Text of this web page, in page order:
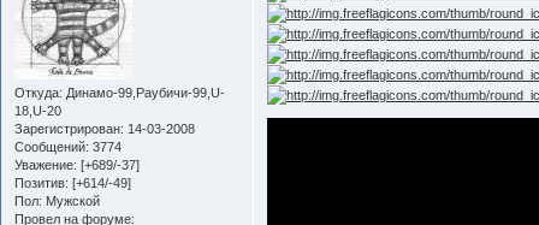
Откуда: Динамо-99,Раубичи-99,U-
18,U-20
Зарегистрирован: 14-03-2008
Сообщений: 3774
Уважение: [+689/-37]
Позитив: [+614/-49]
Пол: Мужской
Провел на форуме: